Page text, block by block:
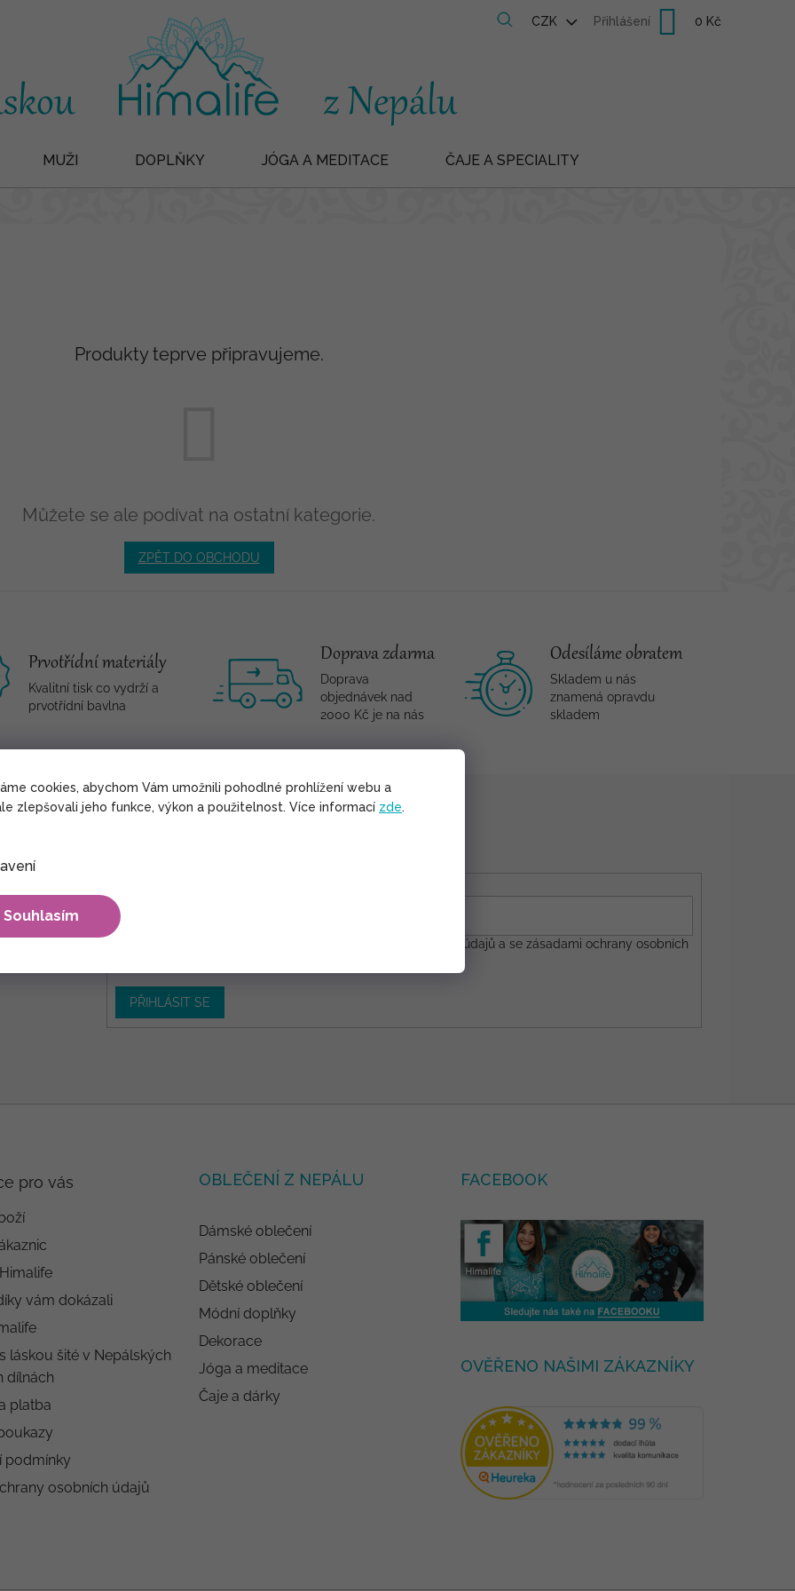
cookies, abychom Vám umožnili pohodlné prohlížení webu a
zlepšovali jeho funkce, výkon a použitelnost. Více informací zde.
Souhlasím
CZK Přihlášení
Nákupní
MUŽI DOPLŇKY JÓGA A MEDITACE ČAJE A SPECIALITY
Produkty teprve připravujeme.
Můžete se ale podívat na ostatní kategorie.
ZPĚT DO OBCHODU
Prvotřídní materiály
Kvalitní tisk co vydrží a
prvotřídní bavlna
Doprava zdarma
Doprava
objednávek nad
2000 Kč je na nás
Odesíláme obratem
Skladem u nás
znamená opravdu
skladem
se zpracováním osobních údajů a sezásadami ochrany osobních
PŘIHLÁSIT SE
pro vás
vám dokázali
láskou šité v Nepálských
dílnách
platba
podmínky
osobních údajů
OBLEČENÍ Z NEPÁLU
Dámské oblečení
Pánské oblečení
Dětské oblečení
Módní doplňky
Dekorace
Jóga a meditace
Čaje a dárky
FACEBOOK
OVĚŘENO NAŠIMI ZÁKAZNÍKY